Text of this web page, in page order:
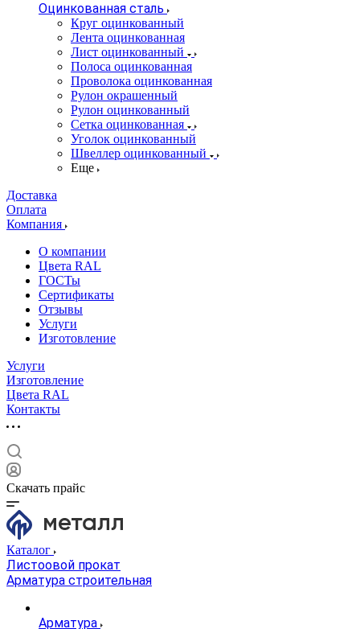
Оцинкованная сталь
Круг оцинкованный
Лента оцинкованная
Лист оцинкованный
Полоса оцинкованная
Проволока оцинкованная
Рулон окрашенный
Рулон оцинкованный
Сетка оцинкованная
Уголок оцинкованный
Швеллер оцинкованный
Еще
Доставка
Оплата
Компания
О компании
Цвета RAL
ГОСТы
Сертификаты
Отзывы
Услуги
Изготовление
Услуги
Изготовление
Цвета RAL
Контакты
Скачать прайс
Каталог
Листоовой прокат
Арматура строительная
Арматура